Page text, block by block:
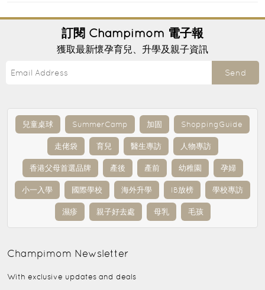
訂閱 Champimom 電子報
獲取最新懷孕育兒、升學及親子資訊
Send
兒童桌球 SummerCamp 加固 ShoppingGuide
走佬袋 育兒 醫生專訪 人物專訪
香港父母首選品牌 產後 產前 幼稚園 孕婦
小一入學 國際學校 海外升學 IB放榜 學校專訪
濕疹 親子好去處 母乳 毛孩
Champimom Newsletter
With exclusive updates and deals